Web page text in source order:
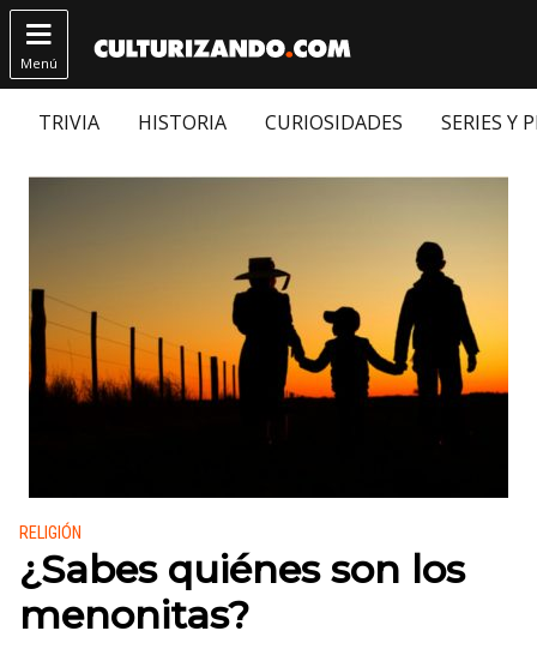

Menú
TRIVIA HISTORIA CURIOSIDADES SERIES Y
Publicado en:
RELIGIÓN
¿Sabes quiénes son los
menonitas?